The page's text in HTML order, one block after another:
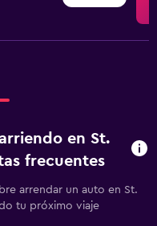
en St.
frecuentes
arrendar un auto en St.
tu próximo viaje